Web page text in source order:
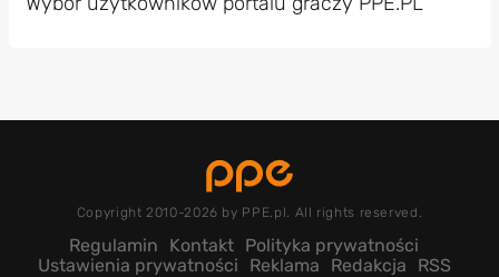
Copyright 2010-2026 by PPE.pl. All rights reserved.
Regulamin Kontakt Polityka prywatności
Ustawienia prywatności
Reklama Redakcja RSS